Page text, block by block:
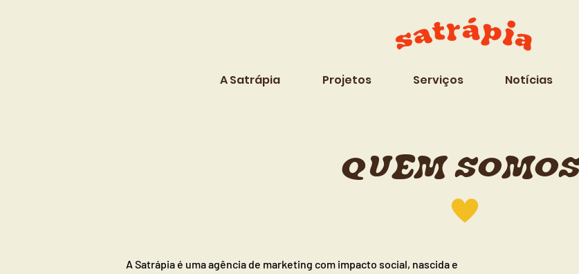
A Satrápia Projetos Serviços Notícias
QUEM SOMOS
A Satrápia é uma agência de marketing com impacto social, nascida e